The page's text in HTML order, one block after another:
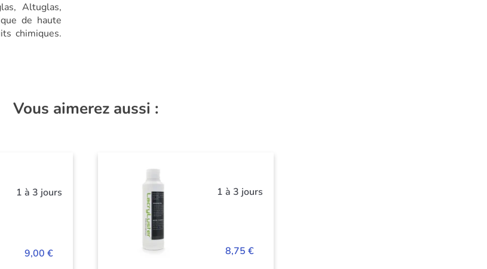
Altuglas,
de haute
chimiques.
Vous aimerez aussi :
1 à 3 jours
9,00 €
1 à 3 jours
8,75 €